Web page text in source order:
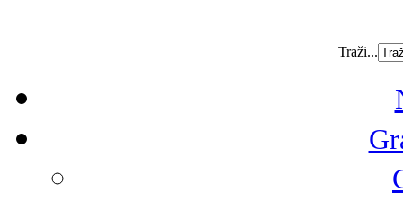
Traži...